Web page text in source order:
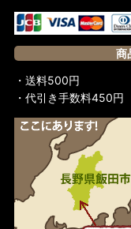
マレーシア
BRUCE LEE MANIA ブルース
ブルース・リー同人誌 小龍記
日本語で読める！レジェンズ
BRUCE LEE REVIEW ブルー
BRUCE LEE FOREVER ブル
商
・送料500円
・代引き手数料450円